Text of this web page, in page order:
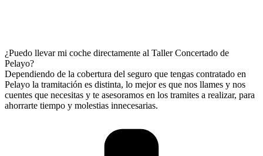
¿Puedo llevar mi coche directamente al Taller Concertado de
Pelayo?
Dependiendo de la cobertura del seguro que tengas contratado en
Pelayo la tramitación es distinta, lo mejor es que nos llames y nos
cuentes que necesitas y te asesoramos en los tramites a realizar, para
ahorrarte tiempo y molestias innecesarias.